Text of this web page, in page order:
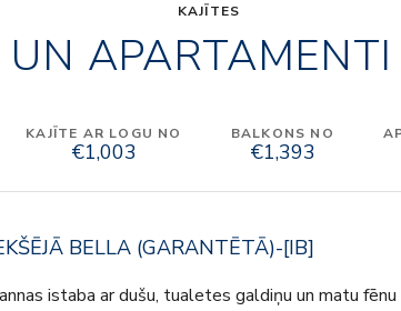
KAJĪTES
UN
KAJĪTE AR LOGU NO
€1,003
BALKONS NO
€1,393
BELLA (GARANTĒTĀ)-[IB]
istaba ar dušu, tualetes galdiņu un matu